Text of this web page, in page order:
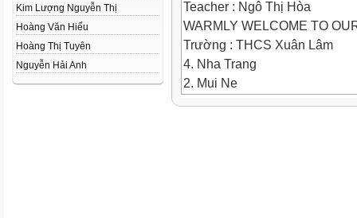
Kim Lượng Nguyễn Thị
Hoàng Văn Hiếu
Hoàng Thị Tuyên
Nguyễn Hải Anh
Teacher : Ngô Thị Hòa
WARMLY WELCOME TO
Trường : THCS Xuân Lâm
4. Nha Trang
2. Mui Ne